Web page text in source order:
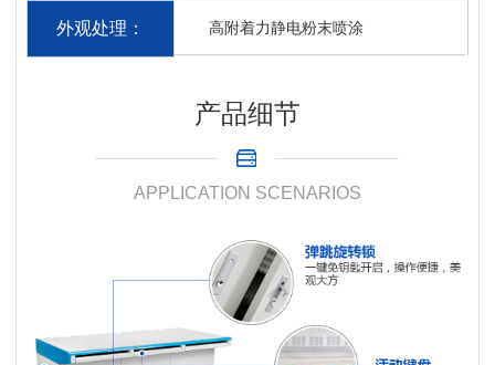
外观处理： 高附着力静电粉末喷涂
产品细节
APPLICATION SCENARIOS